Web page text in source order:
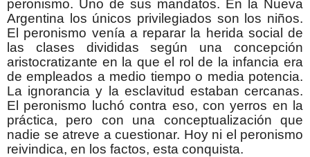
peronismo. Uno de sus mandatos. En la Nueva
Argentina los únicos privilegiados son los niños.
El peronismo venía a reparar la herida social de
las clases divididas según una concepción
aristocratizante en la que el rol de la infancia era
de empleados a medio tiempo o media potencia.
La ignorancia y la esclavitud estaban cercanas.
El peronismo luchó contra eso, con yerros en la
práctica, pero con una conceptualización que
nadie se atreve a cuestionar. Hoy ni el peronismo
reivindica, en los factos, esta conquista.